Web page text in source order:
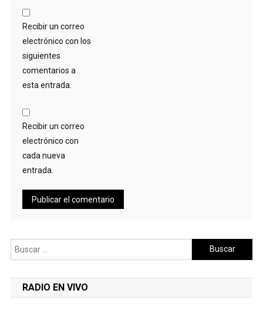
Recibir un correo
electrónico con los
siguientes
comentarios a
esta entrada.
Recibir un correo
electrónico con
cada nueva
entrada.
Buscar:
RADIO EN VIVO